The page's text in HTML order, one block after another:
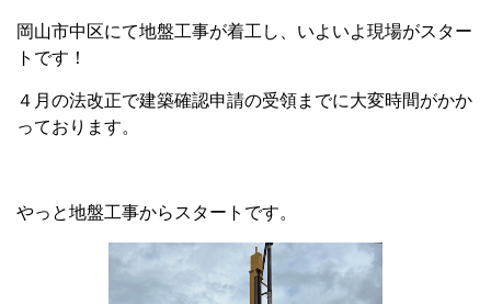
岡山市中区にて地盤工事が着工し、いよいよ現場がスター
トです！
４月の法改正で建築確認申請の受領までに大変時間がかか
っております。
やっと地盤工事からスタートです。